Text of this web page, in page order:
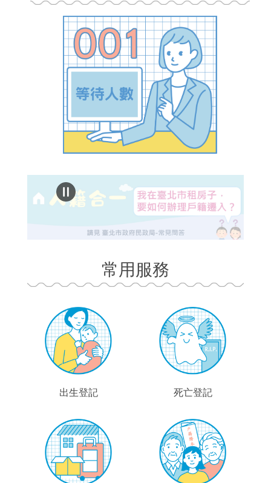
常用服務
出生登記 死亡登記